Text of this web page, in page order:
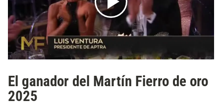
El ganador del Martín Fierro de oro
2025